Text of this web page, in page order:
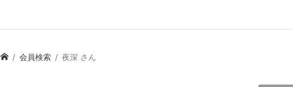
会員検索 夜深 さん